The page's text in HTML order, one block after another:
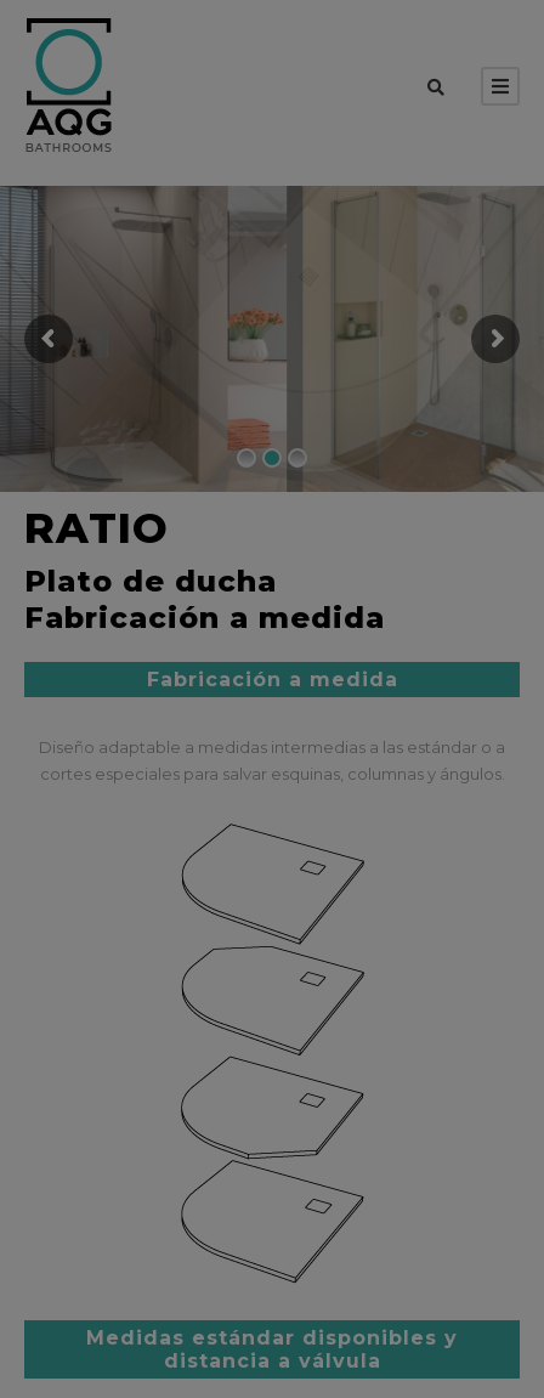
RATIO
Plato de ducha
Fabricación a medida
Fabricación a medida
Diseño adaptable a medidas intermedias a las estándar o a
cortes especiales para salvar esquinas, columnas y ángulos.
Medidas estándar disponibles y
distancia a válvula